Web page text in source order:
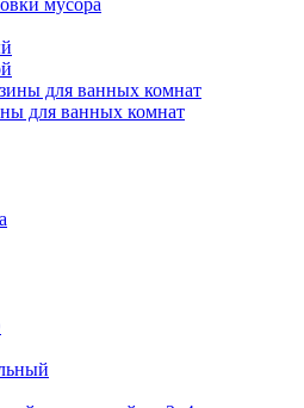
для ванных комнат
для ванных комнат